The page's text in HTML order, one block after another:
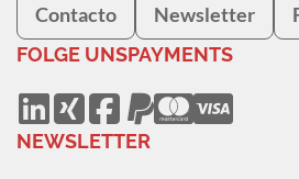
Contacto Newsletter
FOLGE UNSPAYMENTS
NEWSLETTER